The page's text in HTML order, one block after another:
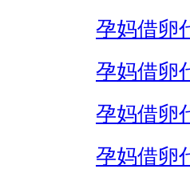
孕妈借卵
孕妈借卵
孕妈借卵
孕妈借卵